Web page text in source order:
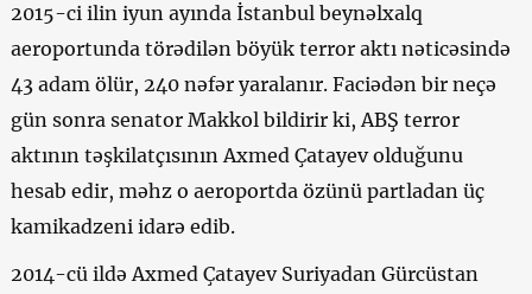
2015-ci ilin iyun ayında İstanbul beynəlxalq
aeroportunda törədilən böyük terror aktı nəticəsində
43 adam ölür, 240 nəfər yaralanır. Faciədən bir neçə
gün sonra senator Makkol bildirir ki, ABŞ terror
aktının təşkilatçısının Axmed Çatayev olduğunu
hesab edir, məhz o aeroportda özünü partladan üç
kamikadzeni idarə edib.
2014-cü ildə Axmed Çatayev Suriyadan Gürcüstan